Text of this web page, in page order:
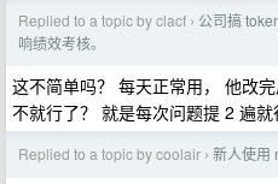
Replied to a topic by clacf › 公司搞
响绩效考核。
这不简单吗？ 每天正常用， 他改
不就行了？ 就是每次问题提 2 遍就
Replied to a topic by coolair › 新人使用